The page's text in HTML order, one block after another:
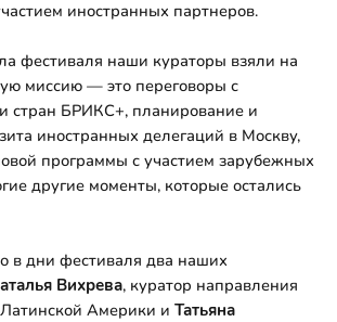
иностранных партнеров.
фестиваля наши кураторы взяли на
миссию — это переговоры с
стран БРИКС+, планирование и
иностранных делегаций в Москву,
программы с участием зарубежных
другие моменты, которые остались
в дни фестиваля два наших
Вихрева, куратор направления
Латинской Америки и Татьяна